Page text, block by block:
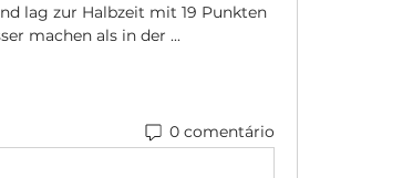
lag zur Halbzeit mit 19 Punkten
machen als in der ...
0 comentário